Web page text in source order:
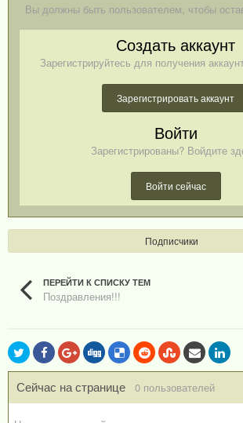
Вы должны быть пользователем, чтобы
Создать аккаунт
Зарегистрируйтесь для получения
Зарегистрировать аккаунт
Войти
Зарегистрированы? Войдите
Войти сейчас
Подписчики
ПЕРЕЙТИ К СПИСКУ ТЕМ
Поздравления!!!
Сейчас на странице 0 пользователей